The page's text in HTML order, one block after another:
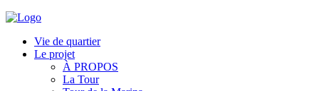
Vie de quartier
Le projet
À PROPOS
La Tour